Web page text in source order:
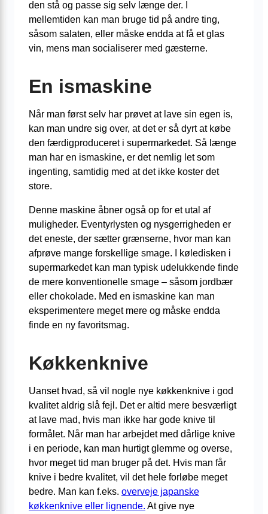
den stå og passe sig selv længe der. I
mellemtiden kan man bruge tid på andre ting,
såsom salaten, eller måske endda at få et glas
vin, mens man socialiserer med gæsterne.
En ismaskine
Når man først selv har prøvet at lave sin egen is,
kan man undre sig over, at det er så dyrt at købe
den færdigproduceret i supermarkedet. Så længe
man har en ismaskine, er det nemlig let som
ingenting, samtidig med at det ikke koster det
store.
Denne maskine åbner også op for et utal af
muligheder. Eventyrlysten og nysgerrigheden er
det eneste, der sætter grænserne, hvor man kan
afprøve mange forskellige smage. I køledisken i
supermarkedet kan man typisk udelukkende finde
de mere konventionelle smage – såsom jordbær
eller chokolade. Med en ismaskine kan man
eksperimentere meget mere og måske endda
finde en ny favoritsmag.
Køkkenknive
Uanset hvad, så vil nogle nye køkkenknive i god
kvalitet aldrig slå fejl. Det er altid mere besværligt
at lave mad, hvis man ikke har gode knive til
formålet. Når man har arbejdet med dårlige knive
i en periode, kan man hurtigt glemme og overse,
hvor meget tid man bruger på det. Hvis man får
knive i bedre kvalitet, vil det hele forløbe meget
bedre. Man kan f.eks. overveje japanske
køkkenknive eller lignende. At give nye